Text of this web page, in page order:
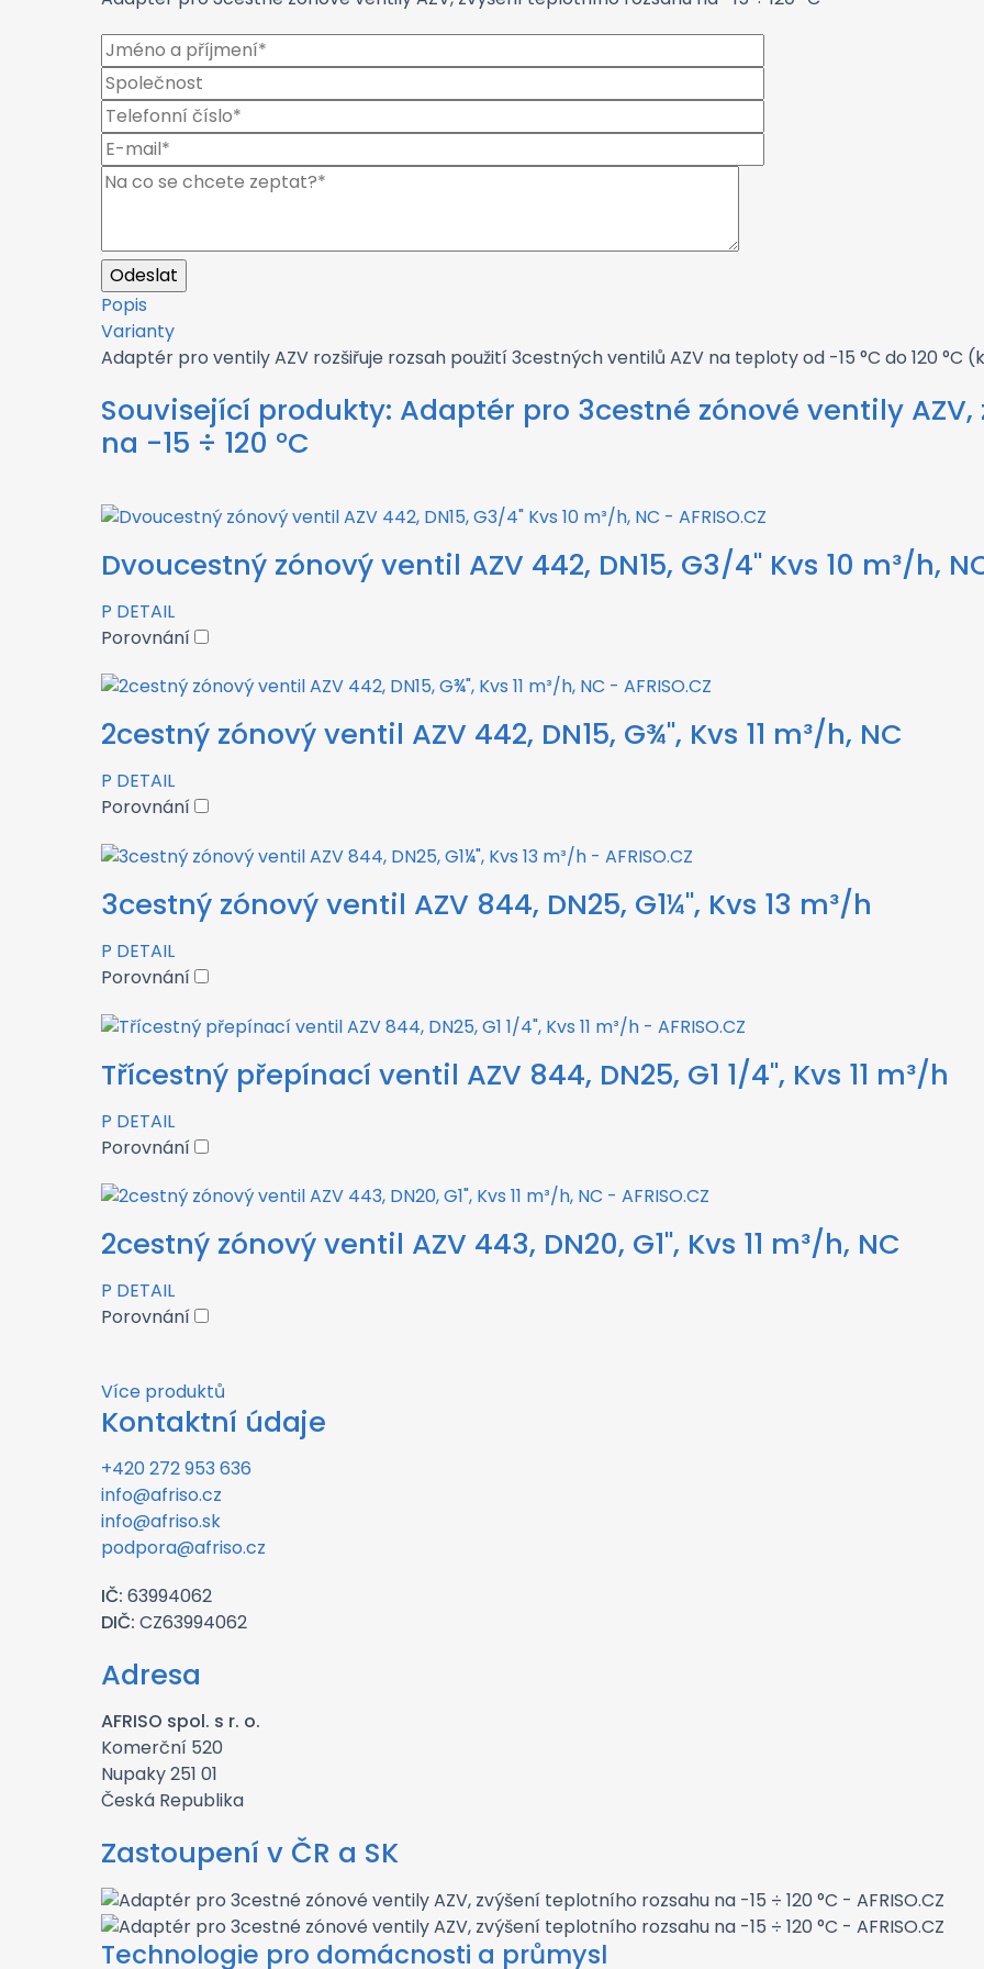
Popis
Varianty
Adaptér pro ventily AZV rozšiřuje rozsah použití 3cestných ventilů AZV na teploty od -15 °C do 120 °C
Související produkty: Adaptér pro 3cestné zónové ventily
na -15 ÷ 120 °C
Dvoucestný zónový ventil AZV 442, DN15, G3/4" Kvs 10 m³/h,
P DETAIL
Porovnání
2cestný zónový ventil AZV 442, DN15, G¾", Kvs 11 m³/h, NC
P DETAIL
Porovnání
3cestný zónový ventil AZV 844, DN25, G1¼", Kvs 13 m³/h
P DETAIL
Porovnání
Třícestný přepínací ventil AZV 844, DN25, G1 1/4", Kvs 11 m³/h
P DETAIL
Porovnání
2cestný zónový ventil AZV 443, DN20, G1", Kvs 11 m³/h, NC
P DETAIL
Porovnání
Více produktů
Kontaktní údaje
+420 272 953 636
info@afriso.cz
info@afriso.sk
podpora@afriso.cz
IČ: 63994062
DIČ: CZ63994062
Adresa
AFRISO spol. s r. o.
Komerční 520
Nupaky 251 01
Česká Republika
Zastoupení v ČR a SK
Technologie pro domácnosti a průmysl